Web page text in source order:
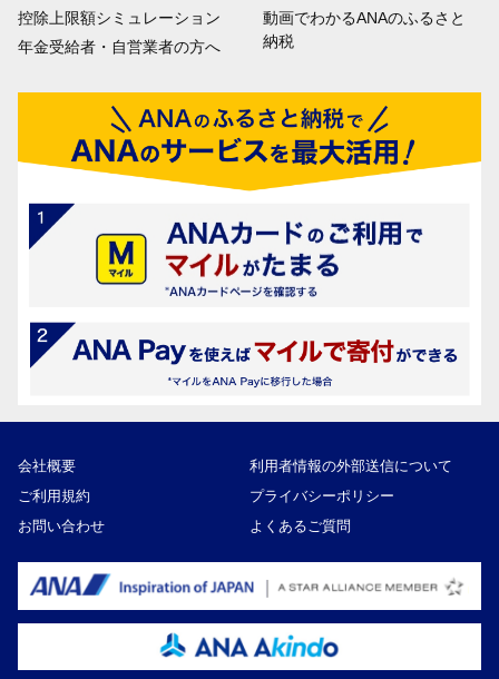
控除上限額シミュレーション
年金受給者・自営業者の方へ
動画でわかるANAのふるさと
納税
会社概要
利用者情報の外部送信について
ご利用規約
プライバシーポリシー
お問い合わせ
よくあるご質問